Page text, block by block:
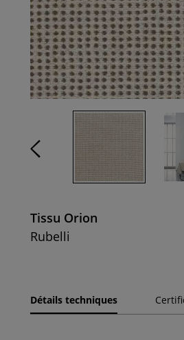
Tissu Orion
Rubelli
Détails techniques